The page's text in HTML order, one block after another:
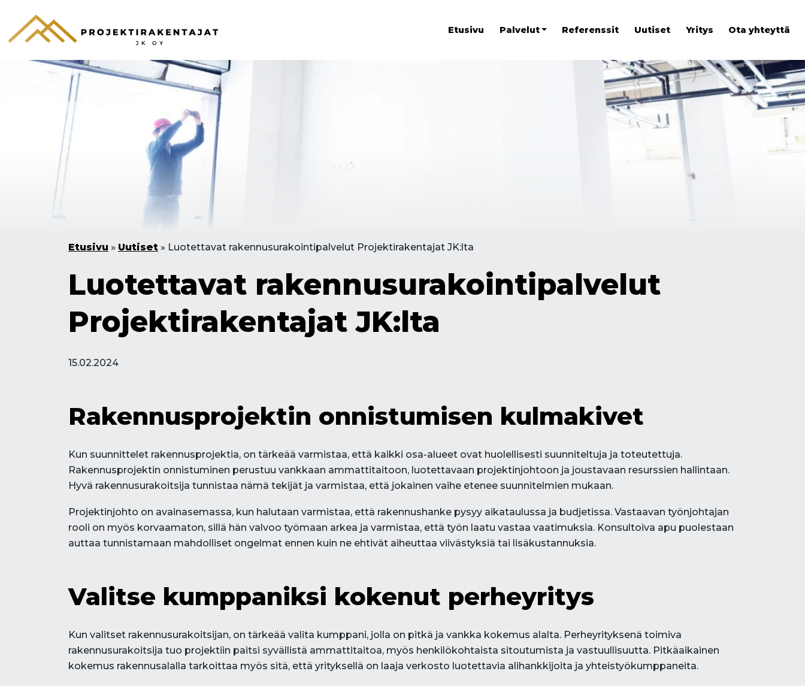
Etusivu Palvelut Referenssit Uutiset Yritys Ota yhteyttä
Etusivu » Uutiset » Luotettavat rakennusurakointipalvelut Projektirakentajat JK:lta
Luotettavat rakennusurakointipalvelut
Projektirakentajat JK:lta
15.02.2024
Rakennusprojektin onnistumisen kulmakivet
Kun suunnittelet rakennusprojektia, on tärkeää varmistaa, että kaikki osa-alueet ovat huolellisesti suunniteltuja ja toteutettuja.
Rakennusprojektin onnistuminen perustuu vankkaan ammattitaitoon, luotettavaan projektinjohtoon ja joustavaan resurssien hallintaan.
Hyvä rakennusurakoitsija tunnistaa nämä tekijät ja varmistaa, että jokainen vaihe etenee suunnitelmien mukaan.
Projektinjohto on avainasemassa, kun halutaan varmistaa, että rakennushanke pysyy aikataulussa ja budjetissa. Vastaavan työnjohtajan
rooli on myös korvaamaton, sillä hän valvoo työmaan arkea ja varmistaa, että työn laatu vastaa vaatimuksia. Konsultoiva apu puolestaan
auttaa tunnistamaan mahdolliset ongelmat ennen kuin ne ehtivät aiheuttaa viivästyksiä tai lisäkustannuksia.
Valitse kumppaniksi kokenut perheyritys
Kun valitset rakennusurakoitsijan, on tärkeää valita kumppani, jolla on pitkä ja vankka kokemus alalta. Perheyrityksenä toimiva
rakennusurakoitsija tuo projektiin paitsi syvällistä ammattitaitoa, myös henkilökohtaista sitoutumista ja vastuullisuutta. Pitkäaikainen
kokemus rakennusalalla tarkoittaa myös sitä, että yrityksellä on laaja verkosto luotettavia alihankkijoita ja yhteistyökumppaneita.